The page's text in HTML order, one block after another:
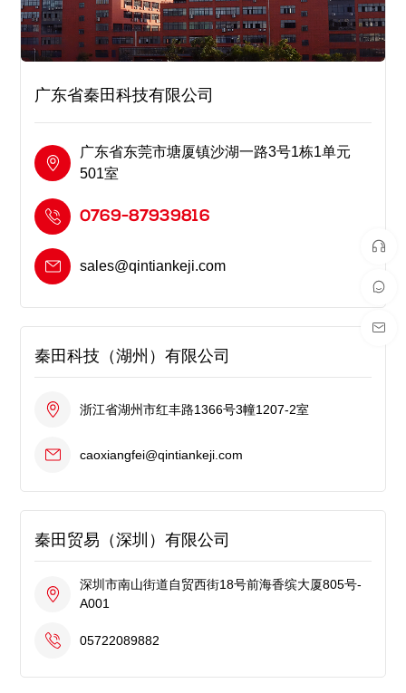
广东省秦田科技有限公司
广东省东莞市塘厦镇沙湖一路3号1栋1单元
501室
0769-87939816
sales@qintiankeji.com
秦田科技（湖州）有限公司
浙江省湖州市红丰路1366号3幢1207-2室
caoxiangfei@qintiankeji.com
秦田贸易（深圳）有限公司
深圳市南山街道自贸西街18号前海香缤大厦805号-
A001
05722089882